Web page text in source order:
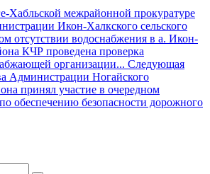
Хабльской межрайонной прокуратуре
Икон-Халкского сельского
отсутствии водоснабжения в а. Икон-
КЧР проведена проверка
организации... Следующая
Администрации Ногайского
принял участие в очередном
обеспечению безопасности дорожного